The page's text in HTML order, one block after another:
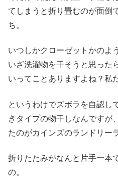
てしまうと折り畳むのが面倒
ち。
いつしかクローゼットかのよ
いざ洗濯物を干そうと思った
いってことありますよね？私
というわけでズボラを自認し
きタイプの物干しなんですが
たのがカインズのランドリー
折りたたみがなんと片手一本
の。